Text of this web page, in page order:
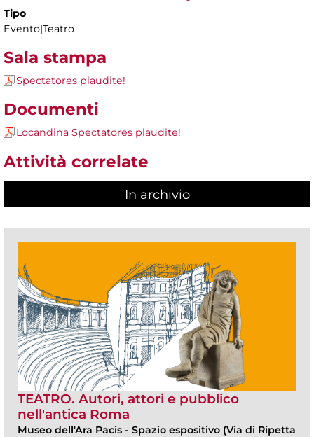
Tipo
Evento|Teatro
Sala stampa
Spectatores plaudite!
Documenti
Locandina Spectatores plaudite!
Attività correlate
In archivio
TEATRO. Autori, attori e pubblico
nell'antica Roma
Museo dell'Ara Pacis - Spazio espositivo (Via di Ripetta